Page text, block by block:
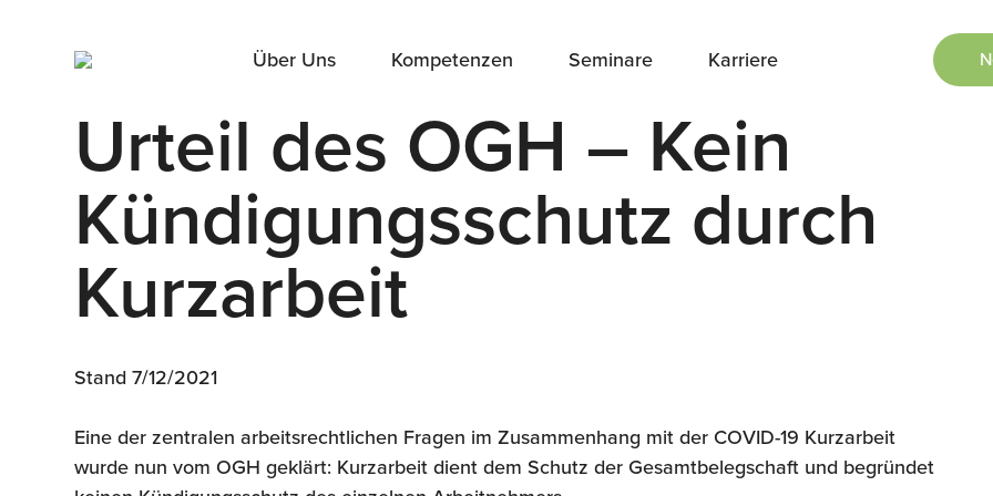
Über Uns Kompetenzen Seminare Karriere
Urteil des OGH – Kein
Kündigungsschutz durch
Kurzarbeit
Stand 7/12/2021
Eine der zentralen arbeitsrechtlichen Fragen im Zusammenhang mit der COVID-19 Kurzarbeit
wurde nun vom OGH geklärt: Kurzarbeit dient dem Schutz der Gesamtbelegschaft und begründet